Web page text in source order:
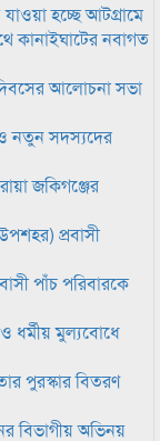
হচ্ছে আটগ্রামে
কানাইঘাটের নবাগত
আলোচনা সভা
ও নতুন সদস্যদের
জকিগঞ্জের
প্রবাসী
পাঁচ পরিবারকে
ধর্মীয় মুল্যবোধে
পুরস্কার বিতরণ
বিভাগীয় অভিনয়